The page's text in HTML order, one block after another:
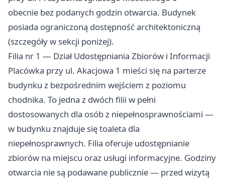
obecnie bez podanych godzin otwarcia. Budynek
posiada ograniczoną dostępność architektoniczną
(szczegóły w sekcji poniżej).
Filia nr 1 — Dział Udostępniania Zbiorów i Informacji
Placówka przy ul. Akacjowa 1 mieści się na parterze
budynku z bezpośrednim wejściem z poziomu
chodnika. To jedna z dwóch filii w pełni
dostosowanych dla osób z niepełnosprawnościami —
w budynku znajduje się toaleta dla
niepełnosprawnych. Filia oferuje udostępnianie
zbiorów na miejscu oraz usługi informacyjne. Godziny
otwarcia nie są podawane publicznie — przed wizytą